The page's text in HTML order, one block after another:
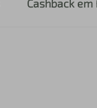
Cashback em